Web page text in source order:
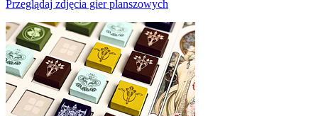
Przeglądaj zdjęcia gier planszowych